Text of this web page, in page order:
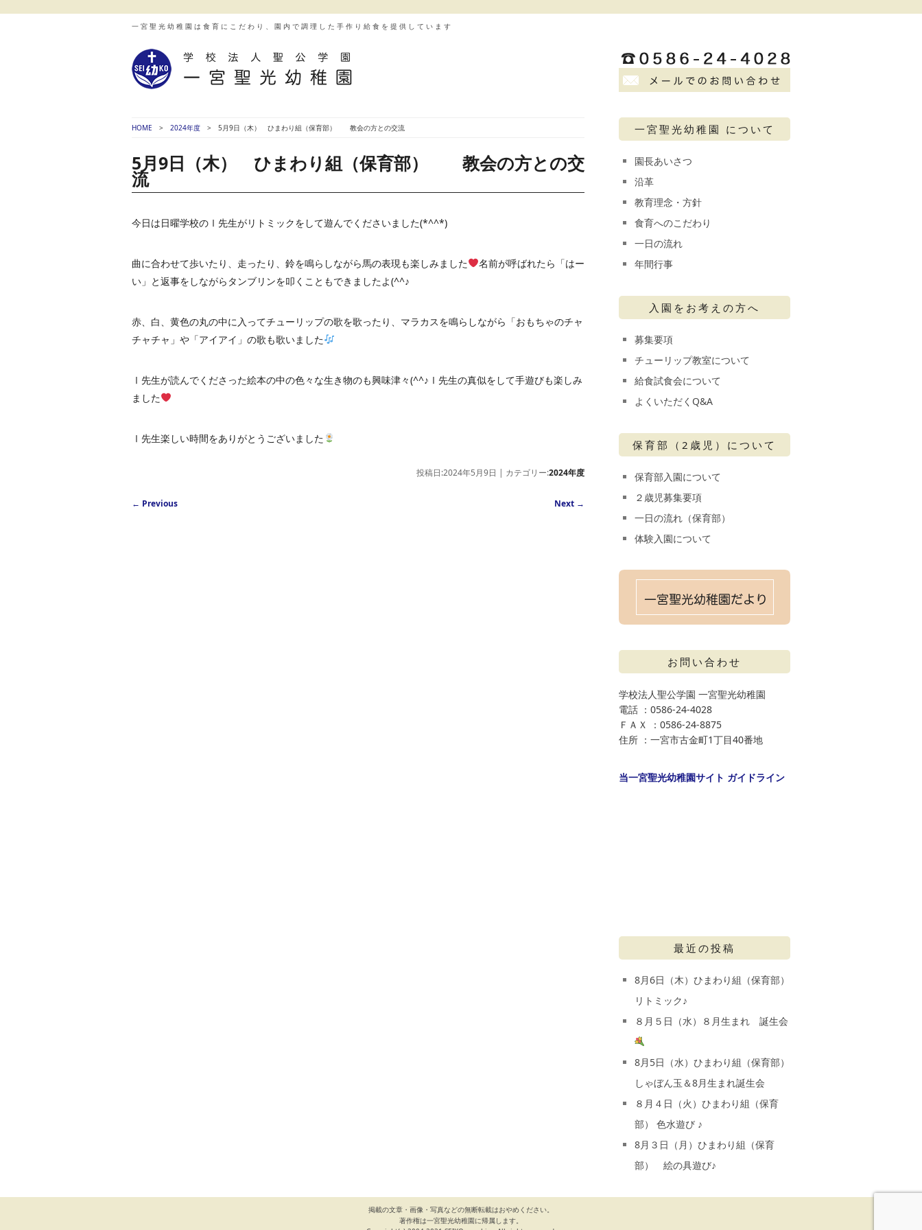
一宮聖光幼稚園は食育にこだわり、園内で調理した手作り給食を提供しています
HOME 2024年度 5月9日（木） ひまわり組（保育部） 教会の方との交流
5月9日（木） ひまわり組（保育部） 教会の方との交
流
今日は日曜学校のⅠ先生がリトミックをして遊んでくださいました(*^^*)
曲に合わせて歩いたり、走ったり、鈴を鳴らしながら馬の表現も楽しみました
名前が呼ばれたら「はー
い」と返事をしながらタンブリンを叩くこともできましたよ(^^♪
赤、白、黄色の丸の中に入ってチューリップの歌を歌ったり、マラカスを鳴らしながら「おもちゃのチャ
チャチャ」や「アイアイ」の歌も歌いました
Ⅰ先生が読んでくださった絵本の中の色々な生き物のも興味津々(^^♪Ⅰ先生の真似をして手遊びも楽しみ
ました
Ⅰ先生楽しい時間をありがとうございました
投稿日:2024年5月9日 | カテゴリー:2024年度
Post navigation
← Previous Next →
一宮聖光幼稚園 について
園長あいさつ
沿革
教育理念・方針
食育へのこだわり
一日の流れ
年間行事
入園をお考えの方へ
募集要項
チューリップ教室について
給食試食会について
よくいただくQ&A
保育部（2歳児）について
保育部入園について
２歳児募集要項
一日の流れ（保育部）
体験入園について
お問い合わせ
学校法人聖公学園 一宮聖光幼稚園
電話 ：0586-24-4028
ＦＡＸ ：0586-24-8875
住所 ：一宮市古金町1丁目40番地
当一宮聖光幼稚園サイト ガイドライン
最近の投稿
8月6日（木）ひまわり組（保育部）
リトミック♪
８月５日（水）８月生まれ 誕生会
8月5日（水）ひまわり組（保育部）
しゃぼん玉＆8月生まれ誕生会
８月４日（火）ひまわり組（保育
部） 色水遊び ♪
8月３日（月）ひまわり組（保育
部） 絵の具遊び♪
掲載の文章・画像・写真などの無断転載はおやめください。
著作権は一宮聖光幼稚園に帰属します。